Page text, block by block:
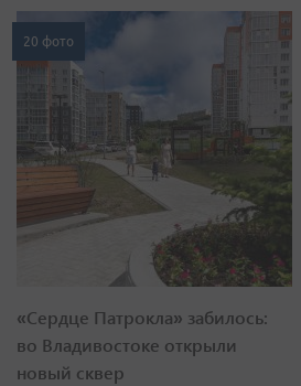
20 фото
«Сердце Патрокла» забилось:
во Владивостоке открыли
новый сквер